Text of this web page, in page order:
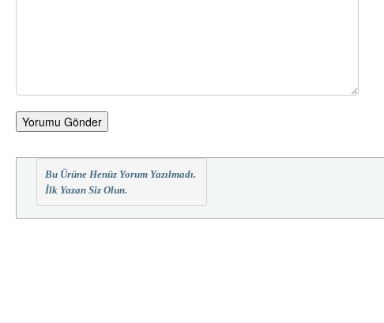
Yorumu Gönder
Bu Ürüne Henüz Yorum Yazılmadı.
İlk Yazan Siz Olun.